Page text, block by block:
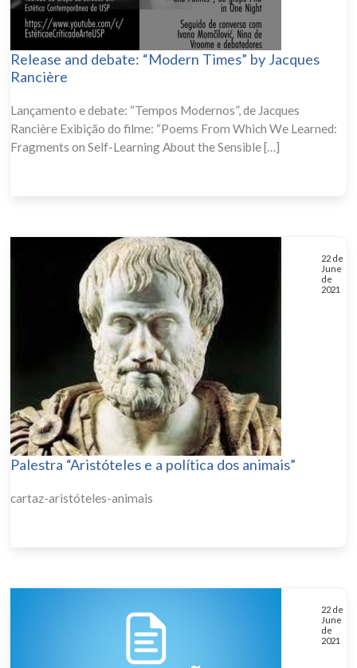
Release and debate: “Modern Times” by Jacques
Rancière
Lançamento e debate: “Tempos Modernos”, de Jacques
Rancière Exibição do filme: “Poems From Which We Learned:
Fragments on Self-Learning About the Sensible […]
22 de
June
de
2021
Palestra “Aristóteles e a política dos animais”
cartaz-aristóteles-animais
22 de
June
de
2021